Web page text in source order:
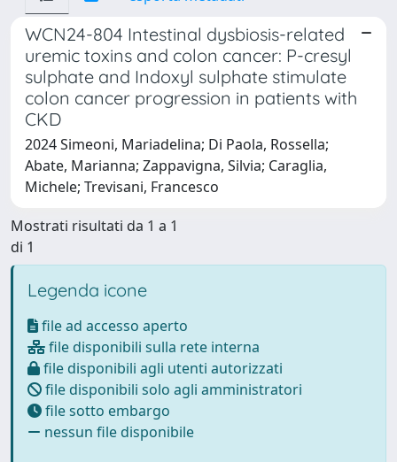
WCN24-804 Intestinal dysbiosis-related
uremic toxins and colon cancer: P-cresyl
sulphate and Indoxyl sulphate stimulate
colon cancer progression in patients with
CKD
2024 Simeoni, Mariadelina; Di Paola, Rossella;
Abate, Marianna; Zappavigna, Silvia; Caraglia,
Michele; Trevisani, Francesco
Mostrati risultati da 1 a 1
di 1
Legenda icone
file ad accesso aperto
file disponibili sulla rete interna
file disponibili agli utenti autorizzati
file disponibili solo agli amministratori
file sotto embargo
nessun file disponibile